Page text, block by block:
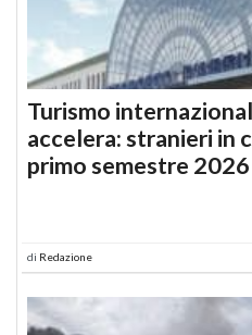
Turismo
accelera: stranieri in
primo semestre 2026
di Redazione